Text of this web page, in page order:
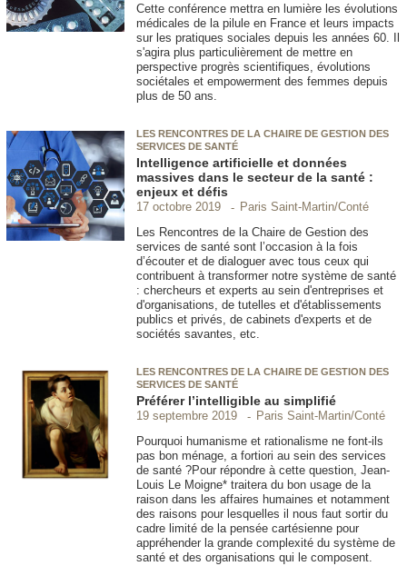
Cette conférence mettra en lumière les évolutions
médicales de la pilule en France et leurs impacts
sur les pratiques sociales depuis les années 60. Il
s'agira plus particulièrement de mettre en
perspective progrès scientifiques, évolutions
sociétales et empowerment des femmes depuis
plus de 50 ans.
LES RENCONTRES DE LA CHAIRE DE GESTION DES
SERVICES DE SANTÉ
Intelligence artificielle et données
massives dans le secteur de la santé :
enjeux et défis
17 octobre 2019
Paris Saint-Martin/Conté
Les Rencontres de la Chaire de Gestion des
services de santé sont l’occasion à la fois
d’écouter et de dialoguer avec tous ceux qui
contribuent à transformer notre système de santé
: chercheurs et experts au sein d'entreprises et
d'organisations, de tutelles et d'établissements
publics et privés, de cabinets d'experts et de
sociétés savantes, etc.
LES RENCONTRES DE LA CHAIRE DE GESTION DES
SERVICES DE SANTÉ
Préférer l’intelligible au simplifié
19 septembre 2019
Paris Saint-Martin/Conté
Pourquoi humanisme et rationalisme ne font-ils
pas bon ménage, a fortiori au sein des services
de santé ?Pour répondre à cette question, Jean-
Louis Le Moigne* traitera du bon usage de la
raison dans les affaires humaines et notamment
des raisons pour lesquelles il nous faut sortir du
cadre limité de la pensée cartésienne pour
appréhender la grande complexité du système de
santé et des organisations qui le composent.